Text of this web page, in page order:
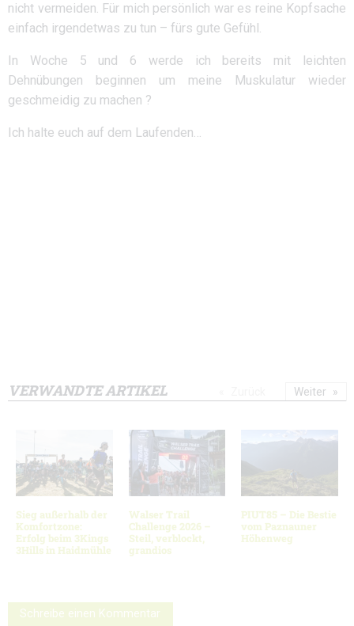
nicht vermeiden. Für mich persönlich war es reine Kopfsache
einfach irgendetwas zu tun – fürs gute Gefühl.
In Woche 5 und 6 werde ich bereits mit leichten
Dehnübungen beginnen um meine Muskulatur wieder
geschmeidig zu machen ?
Ich halte euch auf dem Laufenden…
VERWANDTE ARTIKEL
Sieg außerhalb der
Komfortzone:
Erfolg beim 3Kings
3Hills in Haidmühle
Walser Trail
Challenge 2026 –
Steil, verblockt,
grandios
PIUT85 – Die Bestie
vom Paznauner
Höhenweg
Weiter
Schreibe einen Kommentar